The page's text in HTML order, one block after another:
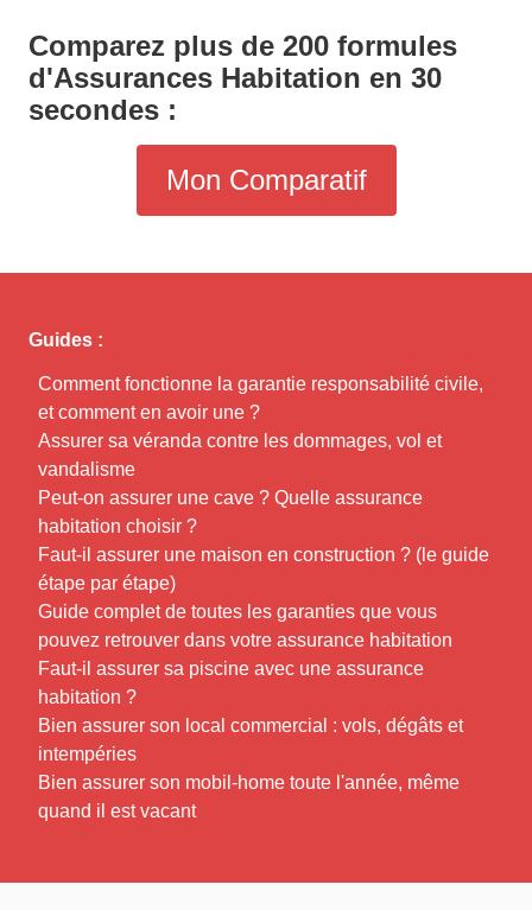
Comparez plus de 200 formules
d'Assurances Habitation en 30
secondes :
Mon Comparatif
Guides :
Comment fonctionne la garantie responsabilité civile,
et comment en avoir une ?
Assurer sa véranda contre les dommages, vol et
vandalisme
Peut-on assurer une cave ? Quelle assurance
habitation choisir ?
Faut-il assurer une maison en construction ? (le guide
étape par étape)
Guide complet de toutes les garanties que vous
pouvez retrouver dans votre assurance habitation
Faut-il assurer sa piscine avec une assurance
habitation ?
Bien assurer son local commercial : vols, dégâts et
intempéries
Bien assurer son mobil-home toute l'année, même
quand il est vacant